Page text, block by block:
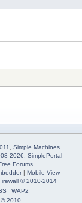
, Simple Machines
2026, SimplePortal
Forums
| Mobile View
© 2010-2014
WAP2
© 2010